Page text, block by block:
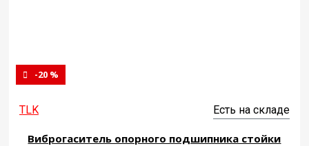
-20 %
TLK Есть на складе
Виброгаситель опорного подшипника стойки